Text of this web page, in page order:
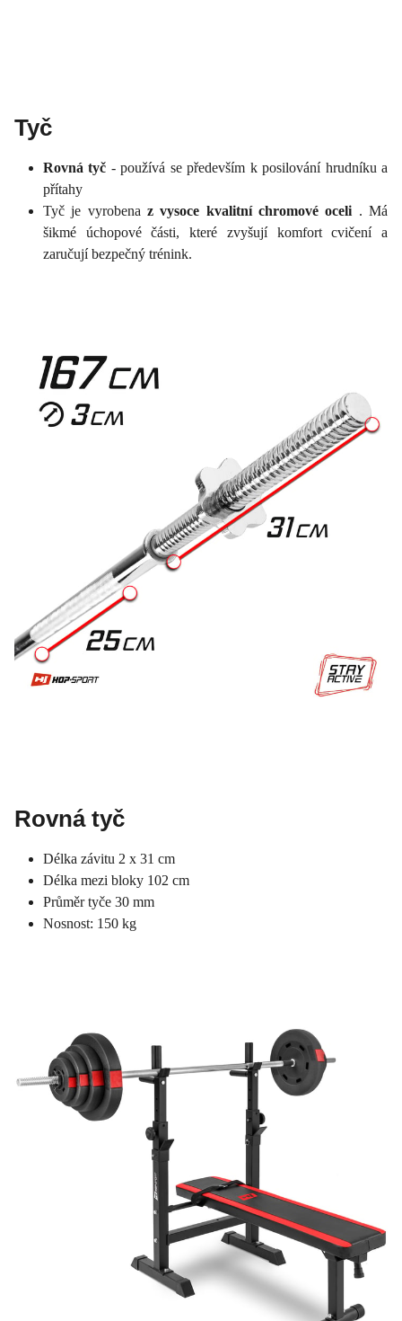
Tyč
Rovná tyč - používá se především k posilování hrudníku a
přítahy
Tyč je vyrobena z vysoce kvalitní chromové oceli . Má
šikmé úchopové části, které zvyšují komfort cvičení a
zaručují bezpečný trénink.
Rovná tyč
Délka závitu 2 x 31 cm
Délka mezi bloky 102 cm
Průměr tyče 30 mm
Nosnost: 150 kg